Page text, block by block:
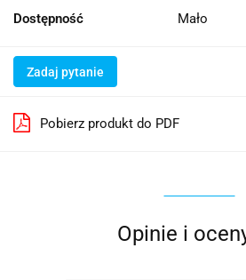
Dostępność Mało
Zadaj pytanie
Pobierz produkt do PDF
Opinie i